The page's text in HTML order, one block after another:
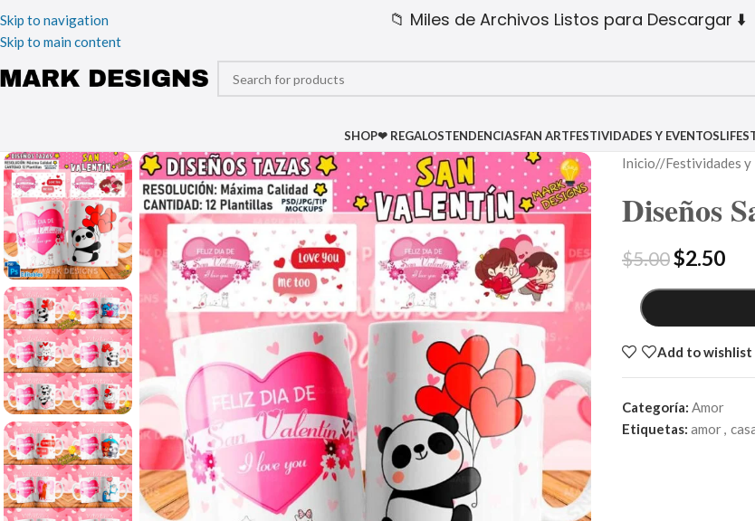
Skip to navigation
Skip to main content
📁 Miles de Archivos Listos para Descargar ⬇️
SHOP❤ REGALOSTENDENCIASFAN ARTFESTIVIDADES Y EVENTOS
Inicio/ Festividades y
Diseños
$5.00$2.50
Add to wishlist
Categoría: Amor
Etiquetas: amor,